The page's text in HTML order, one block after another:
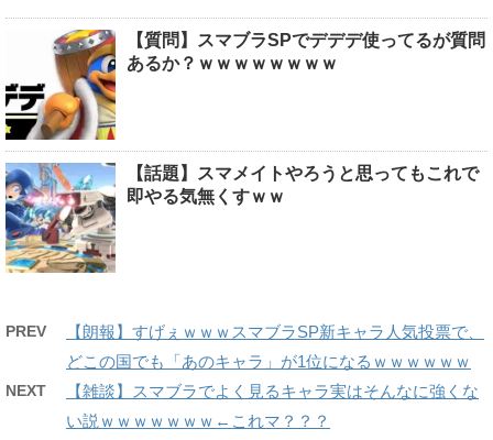
【質問】スマブラSPでデデデ使ってるが質問
あるか？ｗｗｗｗｗｗｗｗ
【話題】スマメイトやろうと思ってもこれで
即やる気無くすｗｗ
PREV
【朗報】すげぇｗｗｗスマブラSP新キャラ人気投票で、
どこの国でも「あのキャラ」が1位になるｗｗｗｗｗｗ
NEXT
【雑談】スマブラでよく見るキャラ実はそんなに強くな
い説ｗｗｗｗｗｗｗ←これマ？？？